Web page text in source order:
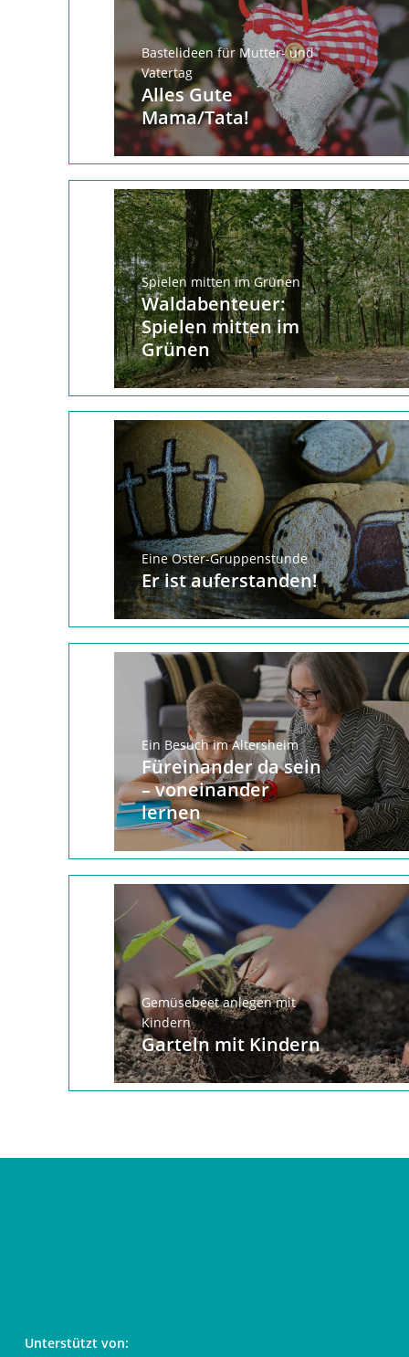
Bastelideen für Mutter- und
Vatertag
Alles Gute
Mama/Tata!
Spielen mitten im Grünen
Waldabenteuer:
Spielen mitten im
Grünen
Eine Oster-Gruppenstunde
Er ist auferstanden!
Ein Besuch im Altersheim
Füreinander da sein
– voneinander
lernen
Gemüsebeet anlegen mit
Kindern
Garteln mit Kindern
Unterstützt von: